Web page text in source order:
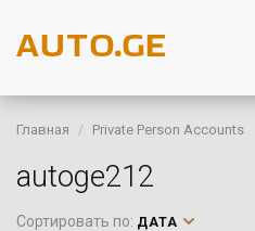
Главная Private Person Accounts
autoge212
Сортировать по: ДАТА